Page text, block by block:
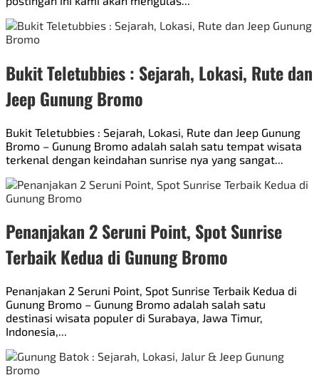
Bukit Teletubbies : Sejarah, Lokasi, Rute dan
Jeep Gunung Bromo
Bukit Teletubbies : Sejarah, Lokasi, Rute dan Jeep Gunung
Bromo – Gunung Bromo adalah salah satu tempat wisata
terkenal dengan keindahan sunrise nya yang sangat...
Penanjakan 2 Seruni Point, Spot Sunrise
Terbaik Kedua di Gunung Bromo
Penanjakan 2 Seruni Point, Spot Sunrise Terbaik Kedua di
Gunung Bromo – Gunung Bromo adalah salah satu
destinasi wisata populer di Surabaya, Jawa Timur,
Indonesia,...